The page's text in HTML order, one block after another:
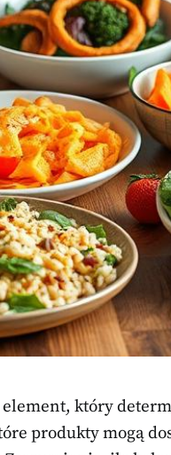
który
produkty mogą